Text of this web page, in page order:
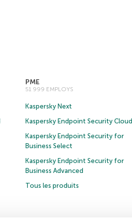
PME
51 999 EMPLOYS
Kaspersky Next
Kaspersky Endpoint Security Cloud
Kaspersky Endpoint Security for
Business Select
Kaspersky Endpoint Security for
Business Advanced
Tous les produits